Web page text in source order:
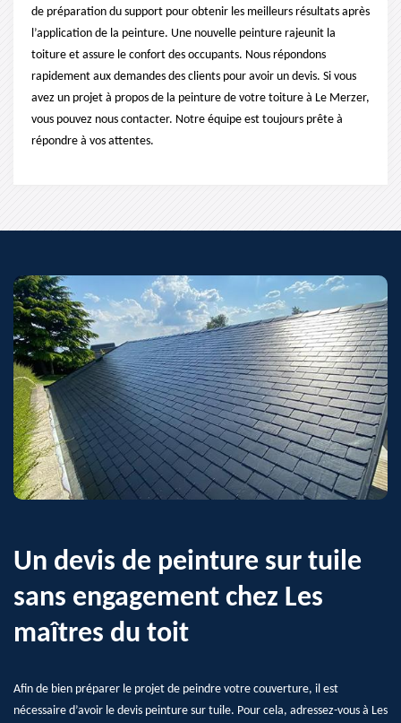
de préparation du support pour obtenir les meilleurs résultats après
l’application de la peinture. Une nouvelle peinture rajeunit la
toiture et assure le confort des occupants. Nous répondons
rapidement aux demandes des clients pour avoir un devis. Si vous
avez un projet à propos de la peinture de votre toiture à Le Merzer,
vous pouvez nous contacter. Notre équipe est toujours prête à
répondre à vos attentes.
Un devis de peinture sur tuile
sans engagement chez Les
maîtres du toit
Afin de bien préparer le projet de peindre votre couverture, il est
nécessaire d’avoir le devis peinture sur tuile. Pour cela, adressez-vous à Les